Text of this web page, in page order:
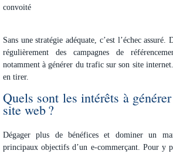
convoité
Sans une stratégie adéquate, c’est l’échec assuré.
régulièrement des campagnes de
notamment àgénérer du traficsur son site
en tirer.
Quels sont les intérêts à
site web ?
Dégager plus de bénéfices et dominer un
principaux objectifs d’un e-commerçant. Pour y